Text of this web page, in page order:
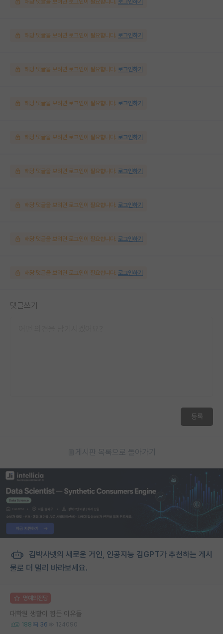
해당 댓글을 보려면 로그인이 필요합니다. 로그인하기
해당 댓글을 보려면 로그인이 필요합니다. 로그인하기
해당 댓글을 보려면 로그인이 필요합니다. 로그인하기
해당 댓글을 보려면 로그인이 필요합니다. 로그인하기
해당 댓글을 보려면 로그인이 필요합니다. 로그인하기
해당 댓글을 보려면 로그인이 필요합니다. 로그인하기
해당 댓글을 보려면 로그인이 필요합니다. 로그인하기
해당 댓글을 보려면 로그인이 필요합니다. 로그인하기
해당 댓글을 보려면 로그인이 필요합니다. 로그인하기
댓글쓰기
등록
게시판 목록으로 돌아가기
김박사넷의 새로운 거인, 인공지능 김GPT가 추천하는 게시
물로 더 멀리 바라보세요.
명예의전당
대학원 생활이 힘든 이유들
188 36 124090